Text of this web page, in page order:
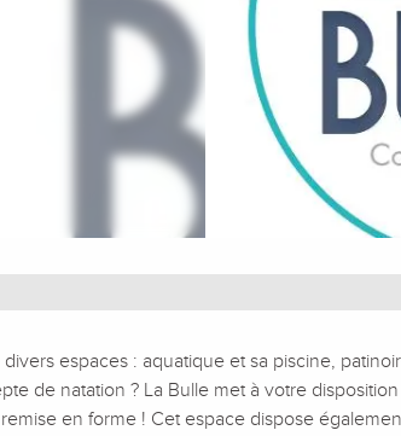
espaces : aquatique et sa piscine,
de natation ? La Bulle met à votre
en forme ! Cet espace dispose